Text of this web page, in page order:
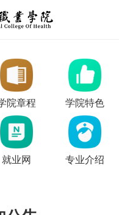
院章程 学院特色
就业网 专业介绍